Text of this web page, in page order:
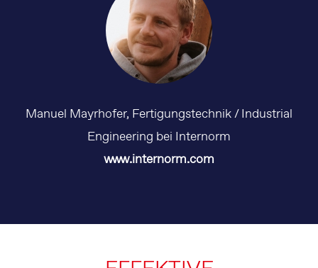
Manuel Mayrhofer, Fertigungstechnik / Industrial
Engineering bei Internorm
www.internorm.com